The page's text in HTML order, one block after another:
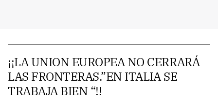
¡¡LA UNION EUROPEA NO CERRARÁ
LAS FRONTERAS.”EN ITALIA SE
TRABAJA BIEN “!!